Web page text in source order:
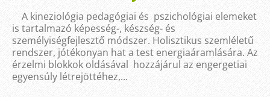
A kineziológia pedagógiai és pszichológiai elemeket
is tartalmazó képesség-, készség- és
személyiségfejlesztő módszer. Holisztikus szemléletű
rendszer, jótékonyan hat a test energiaáramlására. Az
érzelmi blokkok oldásával hozzájárul az engergetiai
egyensúly létrejöttéhez,...